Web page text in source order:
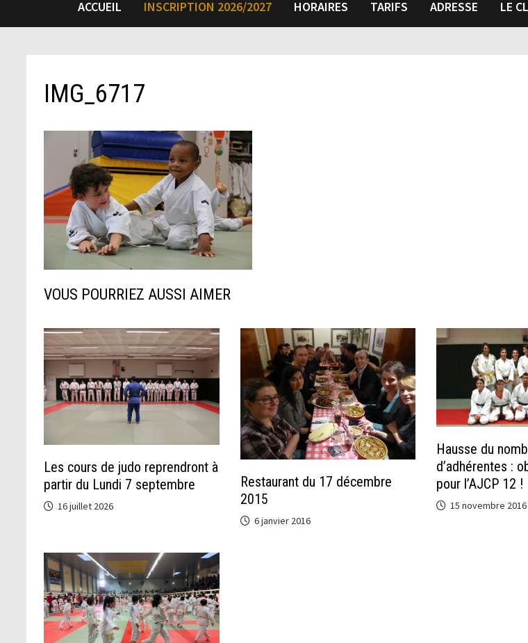
ACCUEIL INSCRIPTION 2026/2027 HORAIRES TARIFS ADRESSE LE
IMG_6717
VOUS POURRIEZ AUSSI AIMER
Les cours de judo reprendront à
partir du Lundi 7 septembre
16 juillet 2026
Restaurant du 17 décembre
2015
6 janvier 2016
Hausse du
d’adhérentes :
pour l’AJCP 12 !
15 novembre 2016